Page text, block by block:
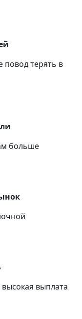
повод терять в
больше
выплата